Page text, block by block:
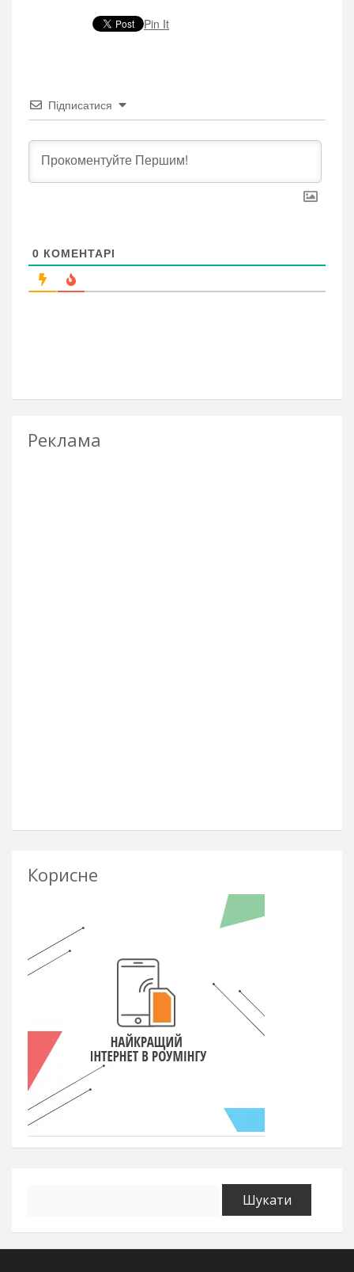
Pin It
Підписатися
0 КОМЕНТАРІ
Реклама
Корисне